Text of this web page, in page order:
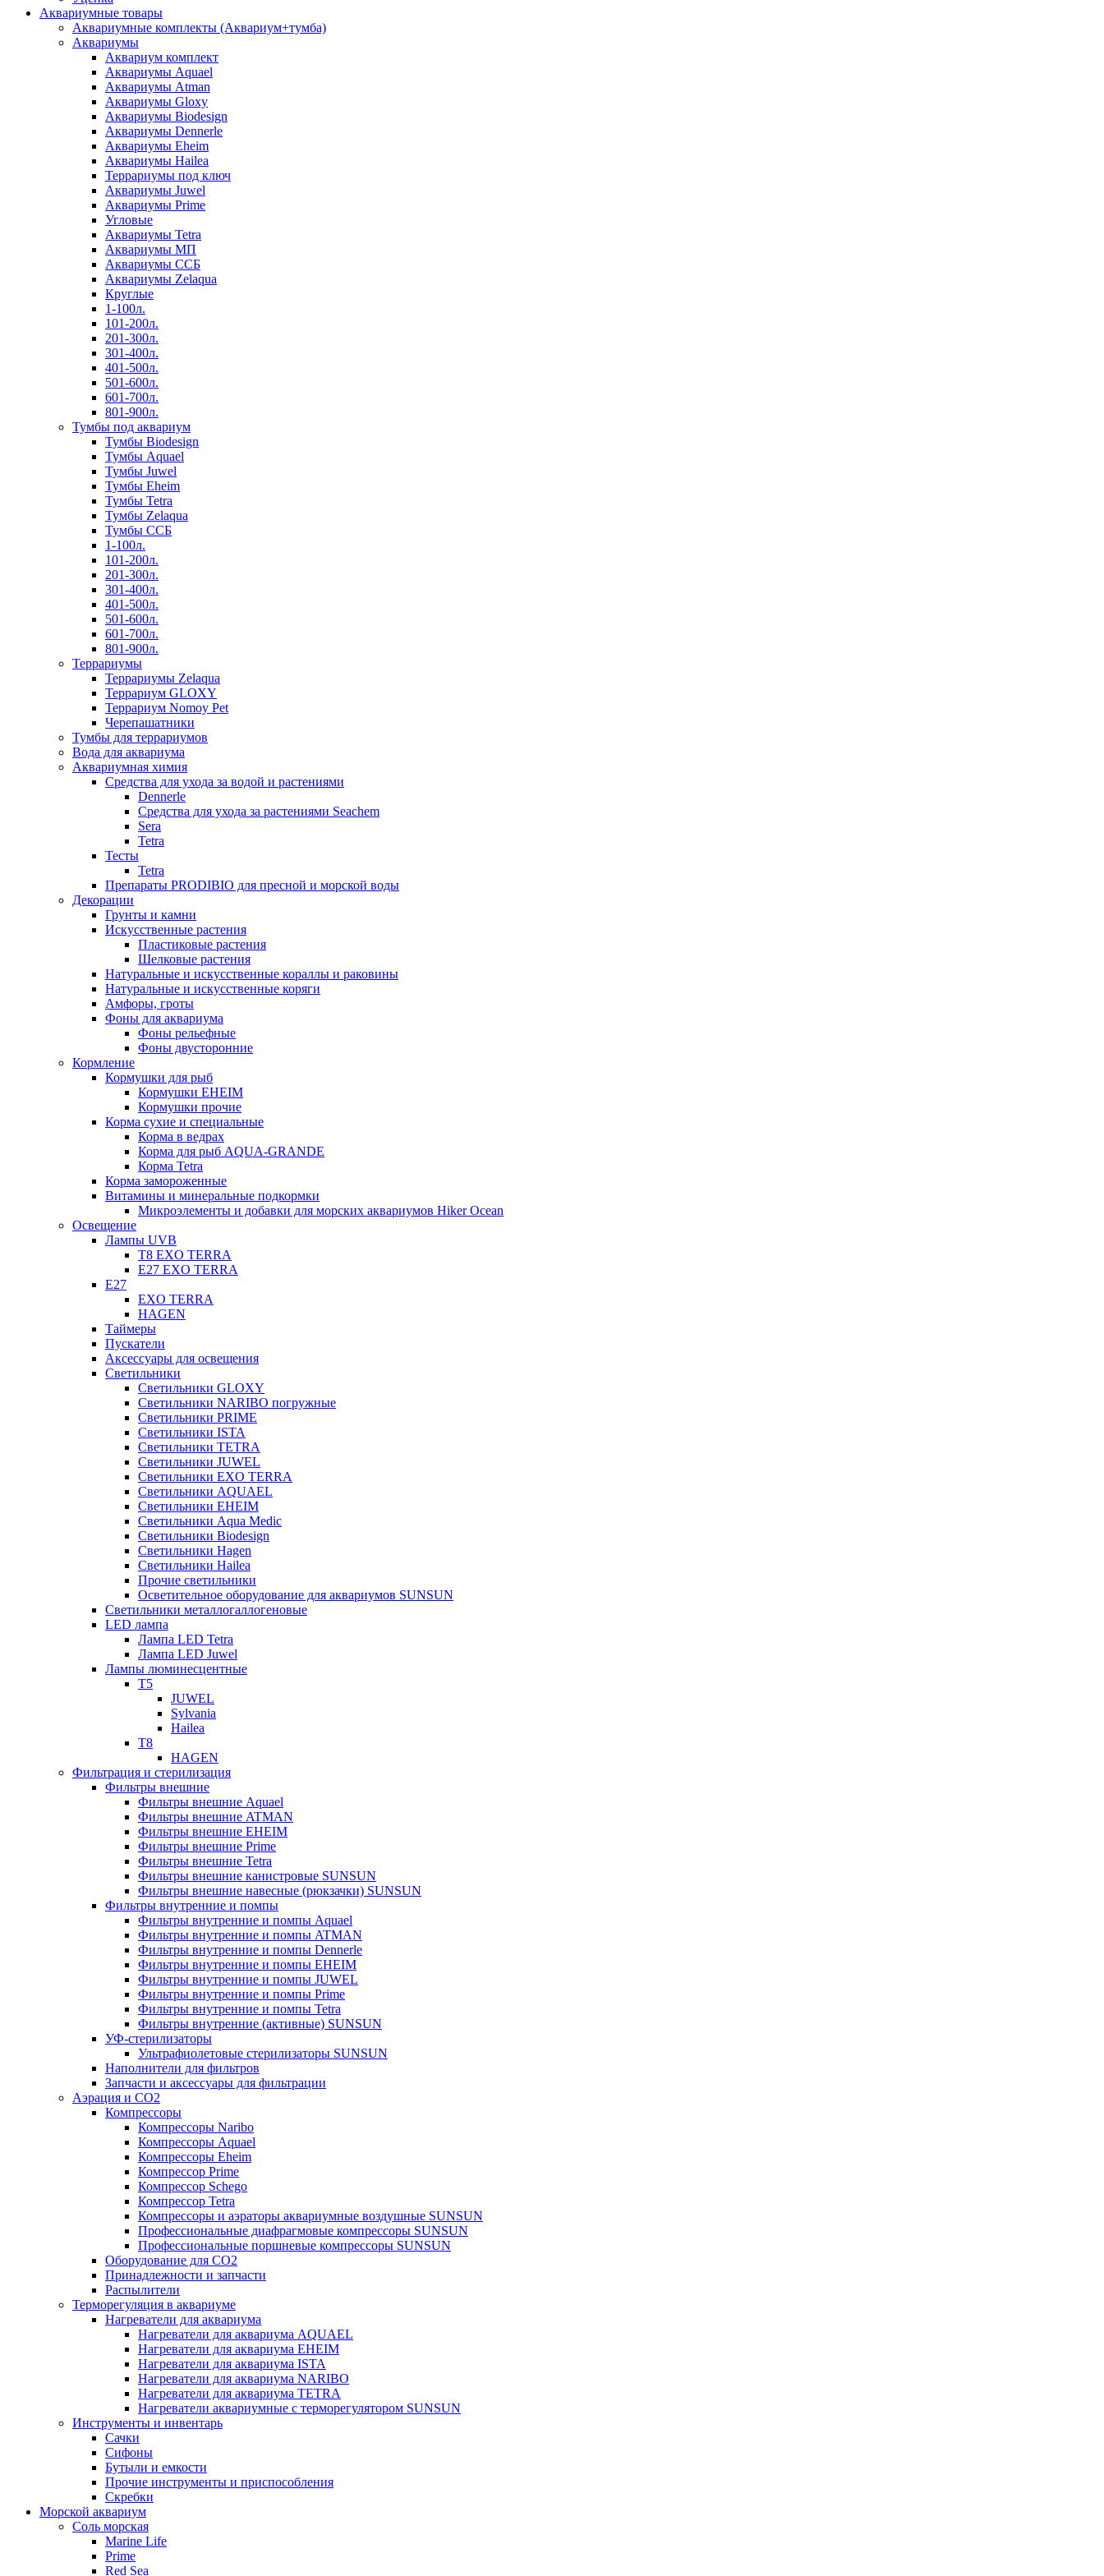
Аквариумные товары
Аквариумные комплекты (Аквариум+тумба)
Аквариумы
Аквариум комплект
Аквариумы Aquael
Аквариумы Atman
Аквариумы Gloxy
Аквариумы Biodesign
Аквариумы Dennerle
Аквариумы Eheim
Аквариумы Hailea
Террариумы под ключ
Аквариумы Juwel
Аквариумы Prime
Угловые
Аквариумы Tetra
Аквариумы МП
Аквариумы ССБ
Аквариумы Zelaqua
Круглые
1-100л.
101-200л.
201-300л.
301-400л.
401-500л.
501-600л.
601-700л.
801-900л.
Тумбы под аквариум
Тумбы Biodesign
Тумбы Aquael
Тумбы Juwel
Тумбы Eheim
Тумбы Tetra
Тумбы Zelaqua
Тумбы ССБ
1-100л.
101-200л.
201-300л.
301-400л.
401-500л.
501-600л.
601-700л.
801-900л.
Террариумы
Террариумы Zelaqua
Террариум GLOXY
Террариум Nomoy Pet
Черепашатники
Тумбы для террариумов
Вода для аквариума
Аквариумная химия
Средства для ухода за водой и растениями
Dennerle
Средства для ухода за растениями Seachem
Sera
Tetra
Тесты
Tetra
Препараты PRODIBIO для пресной и морской воды
Декорации
Грунты и камни
Искусственные растения
Пластиковые растения
Шелковые растения
Натуральные и искусственные кораллы и раковины
Натуральные и искусственные коряги
Амфоры, гроты
Фоны для аквариума
Фоны рельефные
Фоны двусторонние
Кормление
Кормушки для рыб
Кормушки EHEIM
Кормушки прочие
Корма сухие и специальные
Корма в ведрах
Корма для рыб AQUA-GRANDE
Корма Tetra
Корма замороженные
Витамины и минеральные подкормки
Микроэлементы и добавки для морских аквариумов Hiker Ocean
Освещение
Лампы UVB
Т8 EXO TERRA
Е27 EXO TERRA
Е27
EXO TERRA
HAGEN
Таймеры
Пускатели
Аксессуары для освещения
Светильники
Светильники GLOXY
Светильники NARIBO погружные
Светильники PRIME
Светильники ISTA
Светильники TETRA
Светильники JUWEL
Светильники EXO TERRA
Светильники AQUAEL
Светильники EHEIM
Светильники Aqua Medic
Светильники Biodesign
Светильники Hagen
Светильники Hailea
Прочие светильники
Осветительное оборудование для аквариумов SUNSUN
Светильники металлогаллогеновые
LED лампа
Лампа LED Tetra
Лампа LED Juwel
Лампы люминесцентные
T5
JUWEL
Sylvania
Hailea
T8
HAGEN
Фильтрация и стерилизация
Фильтры внешние
Фильтры внешние Aquael
Фильтры внешние ATMAN
Фильтры внешние EHEIM
Фильтры внешние Prime
Фильтры внешние Tetra
Фильтры внешние канистровые SUNSUN
Фильтры внешние навесные (рюкзачки) SUNSUN
Фильтры внутренние и помпы
Фильтры внутренние и помпы Aquael
Фильтры внутренние и помпы ATMAN
Фильтры внутренние и помпы Dennerle
Фильтры внутренние и помпы EHEIM
Фильтры внутренние и помпы JUWEL
Фильтры внутренние и помпы Prime
Фильтры внутренние и помпы Tetra
Фильтры внутренние (активные) SUNSUN
УФ-стерилизаторы
Ультрафиолетовые стерилизаторы SUNSUN
Наполнители для фильтров
Запчасти и аксессуары для фильтрации
Аэрация и CO2
Компрессоры
Компрессоры Naribo
Компрессоры Aquael
Компрессоры Eheim
Компрессор Prime
Компрессор Schego
Компрессор Tetra
Компрессоры и аэраторы аквариумные воздушные SUNSUN
Профессиональные диафрагмовые компрессоры SUNSUN
Профессиональные поршневые компрессоры SUNSUN
Оборудование для CO2
Принадлежности и запчасти
Распылители
Терморегуляция в аквариуме
Нагреватели для аквариума
Нагреватели для аквариума AQUAEL
Нагреватели для аквариума EHEIM
Нагреватели для аквариума ISTA
Нагреватели для аквариума NARIBO
Нагреватели для аквариума TETRA
Нагреватели аквариумные с терморегулятором SUNSUN
Инструменты и инвентарь
Сачки
Сифоны
Бутыли и емкости
Прочие инструменты и приспособления
Скребки
Морской аквариум
Соль морская
Marine Life
Prime
Red Sea